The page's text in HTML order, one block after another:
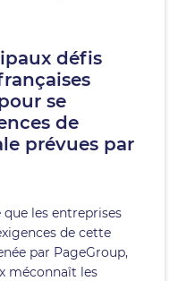
défis
se
de
prévues par
que les entreprises
de cette
par PageGroup,
méconnaît les